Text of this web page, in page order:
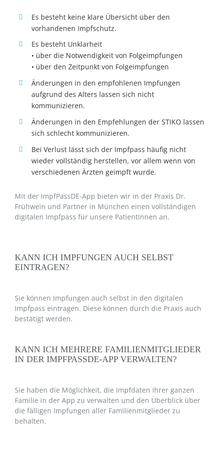
Es besteht keine klare Übersicht über den
vorhandenen Impfschutz.
Es besteht Unklarheit
• über die Notwendigkeit von Folgeimpfungen
• über den Zeitpunkt von Folgeimpfungen
Änderungen in den empfohlenen Impfungen
aufgrund des Alters lassen sich nicht
kommunizieren.
Änderungen in den Empfehlungen der STIKO lassen
sich schlecht kommunizieren.
Bei Verlust lässt sich der Impfpass häufig nicht
wieder vollständig herstellen, vor allem wenn von
verschiedenen Ärzten geimpft wurde.
Mit der ImpfPassDE-App bieten wir in der Praxis Dr.
Frühwein und Partner in München einen vollständigen
digitalen Impfpass für unsere PatientInnen an.
KANN ICH IMPFUNGEN AUCH SELBST
EINTRAGEN?
Sie können Impfungen auch selbst in den digitalen
Impfpass eintragen. Diese können durch die Praxis auch
bestätigt werden.
KANN ICH MEHRERE FAMILIENMITGLIEDER
IN DER IMPFPASSDE-APP VERWALTEN?
Sie haben die Möglichkeit, die Impfdaten Ihrer ganzen
Familie in der App zu verwalten und den Überblick über
die fälligen Impfungen aller Familienmitglieder zu
behalten.